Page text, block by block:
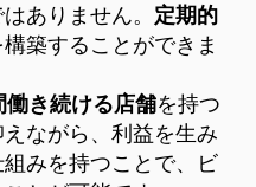
ありません。 定期的
構築することができま
働き続ける店舗を持つ
ながら、利益を生み
みを持つことで、ビ